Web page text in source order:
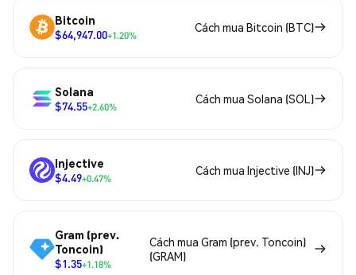
Bitcoin
$64,947.00+1.20%
Cách mua Bitcoin (BTC)
Solana
$74.55+2.60%
Cách mua Solana (SOL)
Injective
$4.49+0.47%
Cách mua Injective (INJ)
Gram (prev.
Toncoin)
$1.35+1.18%
Cách mua Gram (prev. Toncoin)
(GRAM)